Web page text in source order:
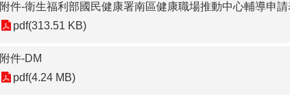
附件-衛生福利部國民健康署南區健康職場推動中心輔導申請
pdf(313.51 KB)
附件-DM
pdf(4.24 MB)